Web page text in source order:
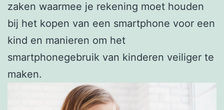
zaken waarmee je rekening moet houden
bij het kopen van een smartphone voor een
kind en manieren om het
smartphonegebruik van kinderen veiliger te
maken.